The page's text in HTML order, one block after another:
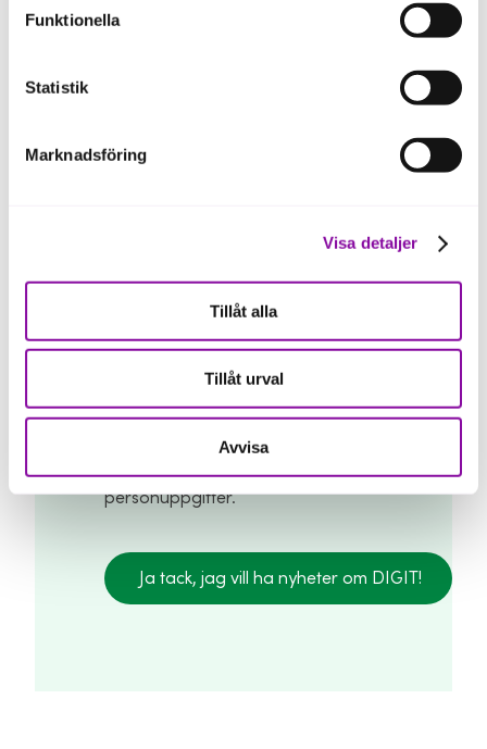
ska fungera se mer under inställningar.
Funktionella
Statistik
Marknadsföring
Visa detaljer
Tillåt alla
Tillåt urval
Avvisa
För- och efternamn
Jag samtycker till Almis behandling av mina
personuppgifter.
Ja tack, jag vill ha nyheter om DIGIT!